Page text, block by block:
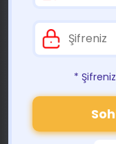
*